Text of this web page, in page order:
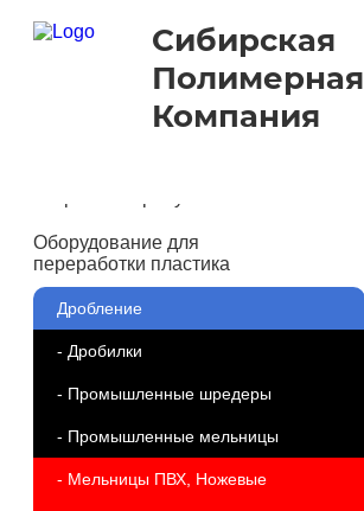
Сибирская
Полимерная
Компания
Оборудование для
переработки пластика
Дробление
- Дробилки
- Промышленные шредеры
- Промышленные мельницы
- Мельницы ПВХ, Ножевые